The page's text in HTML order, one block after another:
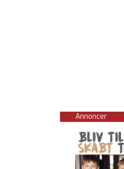
Annoncer